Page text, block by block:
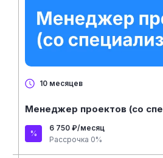
10 месяцев
Менеджер проектов (со
6 750 ₽/месяц
Рассрочка 0%